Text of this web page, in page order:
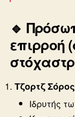
🔹
επιρροή
Τζορτζ Σόρος
Ιδρυτής